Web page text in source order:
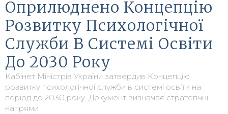
Оприлюднено Концепцію
Розвитку Психологічної
Служби В Системі Освіти
До 2030 Року
Кабінет Міністрів України затвердив Концепцію
розвитку психологічної служби в системі освіти на
період до 2030 року. Документ визначає стратегічні
напрями